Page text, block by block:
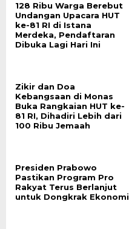
128 Ribu Warga Berebut
Undangan Upacara HUT
ke-81 RI di Istana
Merdeka, Pendaftaran
Dibuka Lagi Hari Ini
Zikir dan Doa
Kebangsaan di Monas
Buka Rangkaian HUT ke-
81 RI, Dihadiri Lebih dari
100 Ribu Jemaah
Presiden Prabowo
Pastikan Program Pro
Rakyat Terus Berlanjut
untuk Dongkrak Ekonomi